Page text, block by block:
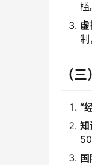
槛
制
（
“
知